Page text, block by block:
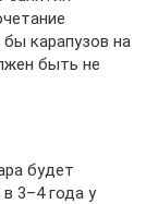
карапузов на
быть не
будет
3–4 года у